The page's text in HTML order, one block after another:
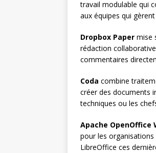
travail modulable qui
aux équipes qui
Dropbox Paper mise
rédaction
commentaires
Coda combine
créer des documents
techniques ou les
Apache OpenOffice
pour les organisations
LibreOffice ces